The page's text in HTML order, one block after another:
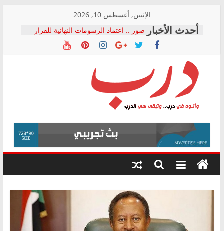
content
الإثنين, أغسطس 10, 2026
صور .. اعتماد الرسومات النهائية للقرار
الوزاري لمدينة الصحفيين.. وانتهاء أعمال
إنشاء المبنى الإداري
حرية تداول المعلومات للبرلمان خلال
الأسبوع الأخير لدور الانعقاد
نقيب الصحفيين يخاطب الوزراء
العام ضد مؤسسات تستغل المتدربين
حزب التحالف الشعبي يطلق لجنة “الحق
في الصحة” بالإسكندرية لرصد الانتهاكات
ودعم المرضى
درب
وأتوه
درب..
وتبقى
هي